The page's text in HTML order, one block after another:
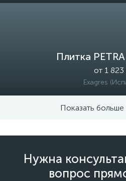
Плитка
от 1 823
Exagres
Показать больше
Нужна
вопрос